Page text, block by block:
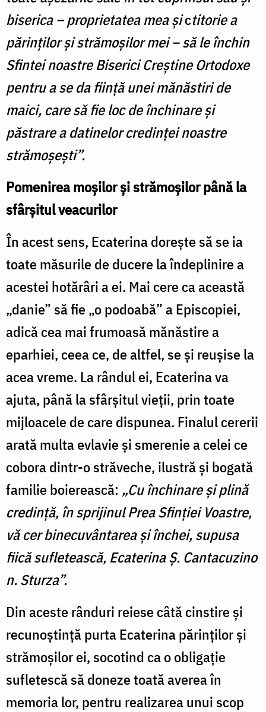
biserica – proprietatea mea șictitorie a
părinților și strămoșilor mei – să le închin
Sfintei noastre Biserici Creștine Ortodoxe
pentru a se da ființă unei mănăstiri de
maici, care să fie loc de închinare și
păstrare a datinelor credinței noastre
strămoșești”.
Pomenirea moșilor și strămoșilor până la
sfârșitul veacurilor
În acest sens, Ecaterina dorește să se ia
toate măsurile de ducere la îndeplinire a
acestei hotărâri a ei. Mai cere ca această
„danie” să fie „o podoabă” a Episcopiei,
adică cea mai frumoasă mănăstire a
eparhiei, ceea ce, de altfel, se și reușise la
acea vreme. La rândul ei, Ecaterina va
ajuta, până la sfârșitul vieții, prin toate
mijloacele de care dispunea. Finalul cererii
arată multa evlavie și smerenie a celei ce
cobora dintr-o străveche, ilustră și bogată
familie boierească: „Cu închinare și plină
credință, în sprijinul Prea Sfinției Voastre,
vă cer binecuvântarea și închei, supusa
fiică sufletească, Ecaterina Ș. Cantacuzino
n. Sturza”.
Din aceste rânduri reiese câtă cinstire și
recunoștință purta Ecaterina părinților și
strămoșilor ei, socotind ca o obligație
sufletescă să doneze toată averea în
memoria lor, pentru realizarea unui scop